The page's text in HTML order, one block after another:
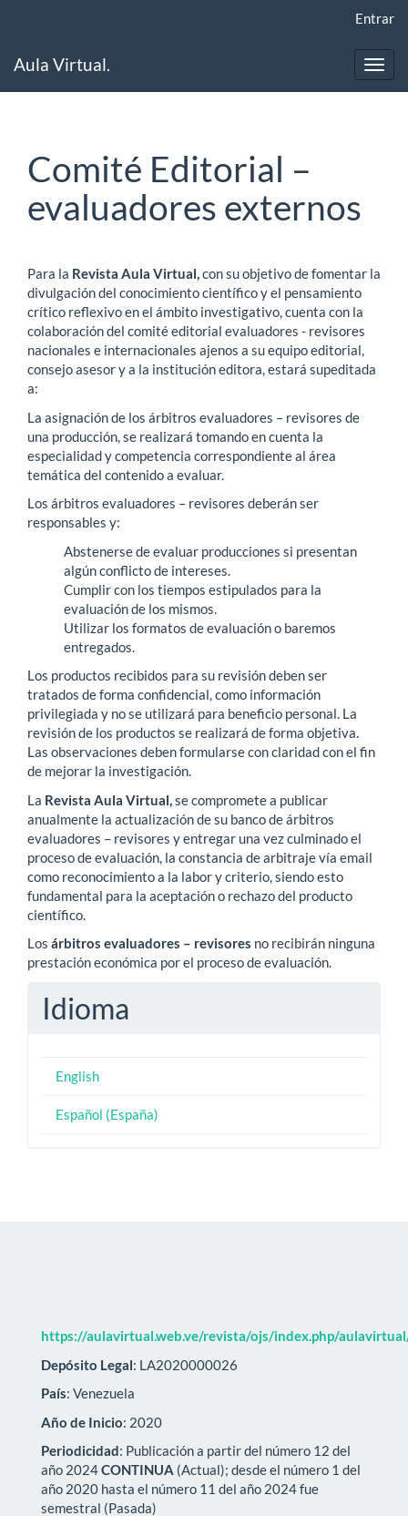
principal
Entrar
Aula Virtual.
Comité Editorial –
evaluadores externos
Para la Revista Aula Virtual,con su objetivo de fomentar la
divulgación del conocimiento científico y el pensamiento
crítico reflexivo en el ámbito investigativo, cuenta con la
colaboración del comité editorial evaluadores - revisores
nacionales e internacionales ajenos a su equipo editorial,
consejo asesor y a la institución editora, estará supeditada
a:
La asignación de los árbitros evaluadores – revisores de
una producción, se realizará tomando en cuenta la
especialidad y competencia correspondiente al área
temática del contenido a evaluar.
Los árbitros evaluadores – revisores deberán ser
responsables y:
Abstenerse de evaluar producciones si presentan
algún conflicto de intereses.
Cumplir con los tiempos estipulados para la
evaluación de los mismos.
Utilizar los formatos de evaluación o baremos
entregados.
Los productos recibidos para su revisión deben ser
tratados de forma confidencial, como información
privilegiada y no se utilizará para beneficio personal. La
revisión de los productos se realizará de forma objetiva.
Las observaciones deben formularse con claridad con el fin
de mejorar la investigación.
La Revista Aula Virtual, se compromete a publicar
anualmente la actualización de su banco de árbitros
evaluadores – revisores y entregar una vez culminado el
proceso de evaluación, la constancia de arbitraje vía email
como reconocimiento a la labor y criterio, siendo esto
fundamental para la aceptación o rechazo del producto
científico.
Los árbitros evaluadores – revisores no recibirán ninguna
prestación económica por el proceso de evaluación.
Idioma
English
Español (España)
https://aulavirtual.web.ve/revista/ojs/index.php/
Depósito Legal: LA2020000026
País: Venezuela
Año de Inicio: 2020
Periodicidad: Publicación a partir del número 12 del
año 2024CONTINUA (Actual); desde el número 1 del
año 2020 hasta el número 11 del año 2024 fue
semestral (Pasada)